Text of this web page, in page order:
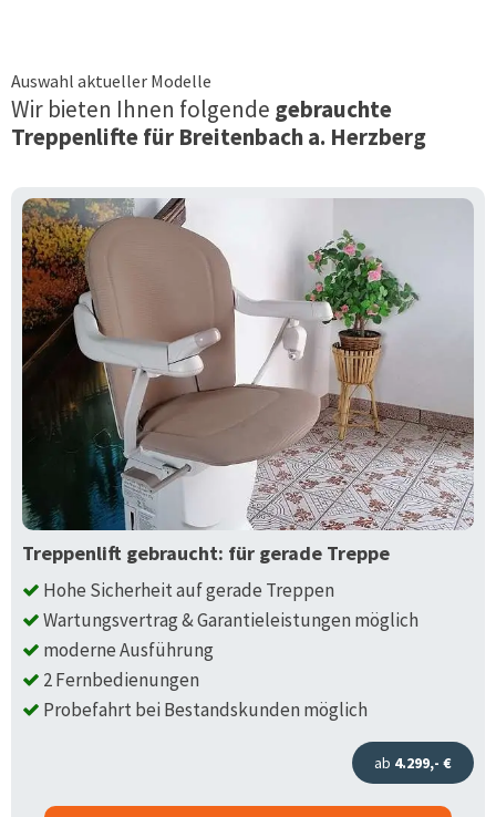
Auswahl aktueller Modelle
Wir bieten Ihnen folgende gebrauchte
Treppenlifte für Breitenbach a. Herzberg
Treppenlift gebraucht: für gerade Treppe
Hohe Sicherheit auf gerade Treppen
Wartungsvertrag & Garantieleistungen möglich
moderne Ausführung
2 Fernbedienungen
Probefahrt bei Bestandskunden möglich
ab 4.299,- €